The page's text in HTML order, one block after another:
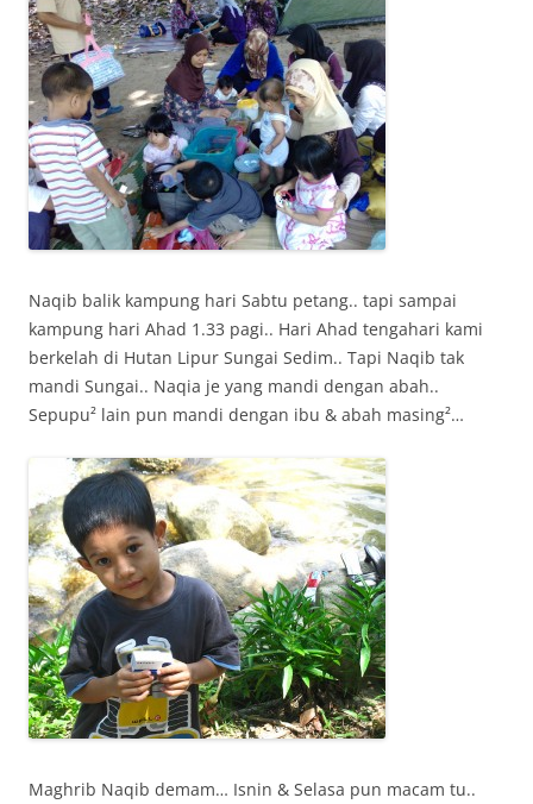
Naqib balik kampung hari Sabtu petang.. tapi sampai
kampung hari Ahad 1.33 pagi.. Hari Ahad tengahari kami
berkelah di Hutan Lipur Sungai Sedim.. Tapi Naqib tak
mandi Sungai.. Naqia je yang mandi dengan abah..
Sepupu² lain pun mandi dengan ibu & abah masing²…
Maghrib Naqib demam… Isnin & Selasa pun macam tu..